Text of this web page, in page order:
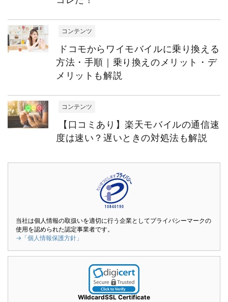
コンテンツ
ドコモからワイモバイルに乗り換える
方法・手順｜乗り換えのメリット・デ
メリットも解説
コンテンツ
【口コミあり】楽天モバイルの通信速
度は速い？遅いときの対処法も解説
当社は個人情報の取扱いを適切に行う企業としてプライバシーマークの
使用を認められた認定事業者です。
→「個人情報保護方針」
WildcardSSL Certificate